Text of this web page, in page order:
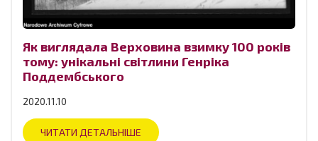
Як виглядала Верховина взимку 100 років
тому: унікальні світлини Генріка
Поддембського
2020.11.10
ЧИТАТИ ДЕТАЛЬНІШЕ